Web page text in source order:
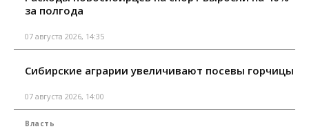
за полгода
07 августа 2026, 14:35
Сибирские аграрии увеличивают посевы горчицы
07 августа 2026, 14:00
Власть